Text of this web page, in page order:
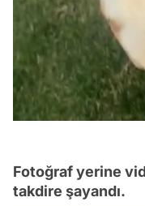
Fotoğraf yerine
takdire şayandı.